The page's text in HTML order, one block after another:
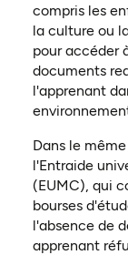
compris les
la culture ou
pour accéder
documents
l'apprenant
Dans le
l'Entraide
(EUMC), qui
bourses
l'absence de
apprenant